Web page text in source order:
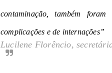
contaminação, também
complicações e de internações”
Lucilene Florêncio,